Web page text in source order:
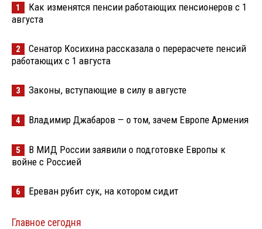
1
Как изменятся пенсии работающих пенсионеров с 1
августа
2
Сенатор Косихина рассказала о перерасчете пенсий
работающих с 1 августа
3 Законы, вступающие в силу в августе
4 Владимир Джабаров — о том, зачем Европе Армения
5
В МИД России заявили о подготовке Европы к
войне с Россией
6 Ереван рубит сук, на котором сидит
Главное сегодня